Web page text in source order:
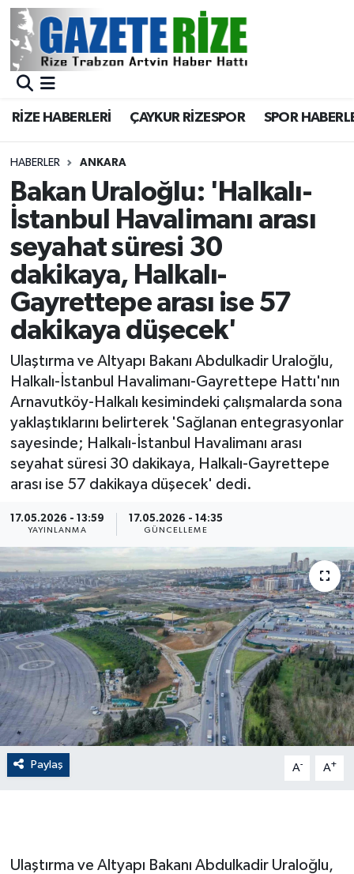
RİZE HABERLERİ ÇAYKUR RİZESPOR SPOR
HABERLER ANKARA
Bakan Uraloğlu: 'Halkalı-
İstanbul Havalimanı arası
seyahat süresi 30
dakikaya, Halkalı-
Gayrettepe arası ise 57
dakikaya düşecek'
Ulaştırma ve Altyapı Bakanı Abdulkadir Uraloğlu,
Halkalı-İstanbul Havalimanı-Gayrettepe Hattı'nın
Arnavutköy-Halkalı kesimindeki çalışmalarda sona
yaklaştıklarını belirterek 'Sağlanan entegrasyonlar
sayesinde; Halkalı-İstanbul Havalimanı arası
seyahat süresi 30 dakikaya, Halkalı-Gayrettepe
arası ise 57 dakikaya düşecek' dedi.
17.05.2026 - 13:59
YAYINLANMA
17.05.2026 - 14:35
GÜNCELLEME
Paylaş A- A+
Ulaştırma ve Altyapı Bakanı Abdulkadir Uraloğlu,
BÖLGEMİZ
Asayiş
Rize Jandarma Komutanlığı
Bilim Teknoloji
Bölge
Advertising news
Canlı Maç
ÇEVRE
Dış Haberler
Dünya
English News
Finans
Flaş Haber
Gayrimenkul
GENEL
HABERDE İNSAN
Merkez Nöbetçi Eczaneler
Merkez Trafik Yoğunluk Haritası
Süper Lig Puan Durumu ve Fikstür
Tüm Manşetler
Son Dakika Haberleri
Haber Arşivi